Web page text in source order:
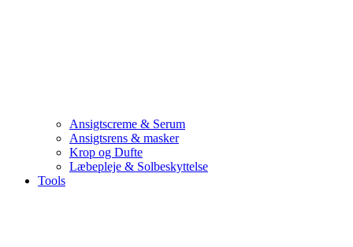
Ansigtscreme & Serum
Ansigtsrens & masker
Krop og Dufte
Læbepleje & Solbeskyttelse
Tools